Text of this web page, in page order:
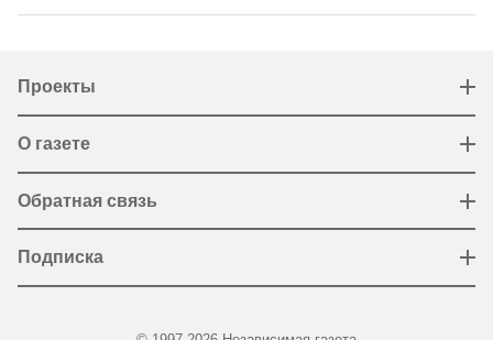
Проекты
О газете
Обратная связь
Подписка